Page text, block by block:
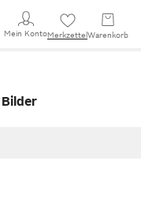
Mein KontoMerkzettel Warenkorb